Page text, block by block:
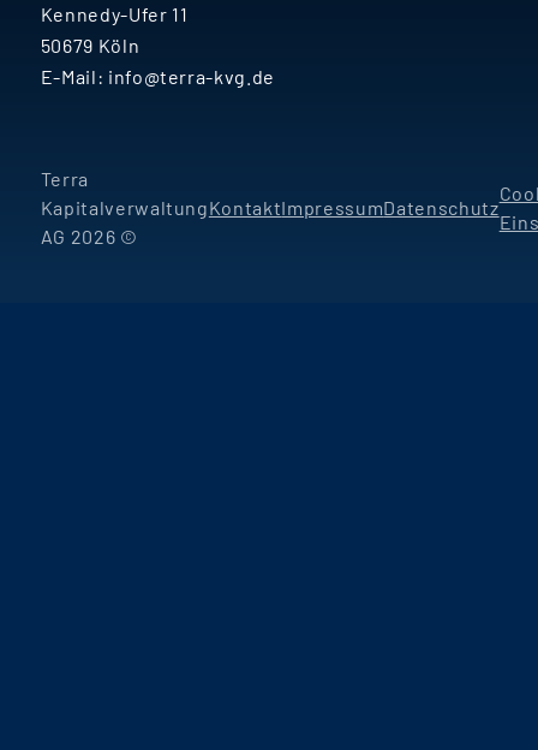
Kennedy-Ufer 11
50679 Köln
E-Mail: info@terra-kvg.de
Terra
Kapitalverwaltung
AG 2026 ©
KontaktImpressumDatenschutz